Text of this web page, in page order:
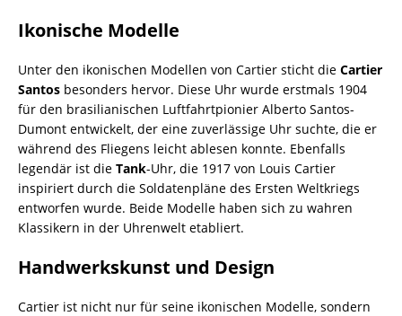
Ikonische Modelle
Unter den ikonischen Modellen von Cartier sticht die Cartier
Santos besonders hervor. Diese Uhr wurde erstmals 1904
für den brasilianischen Luftfahrtpionier Alberto Santos-
Dumont entwickelt, der eine zuverlässige Uhr suchte, die er
während des Fliegens leicht ablesen konnte. Ebenfalls
legendär ist die Tank-Uhr, die 1917 von Louis Cartier
inspiriert durch die Soldatenpläne des Ersten Weltkriegs
entworfen wurde. Beide Modelle haben sich zu wahren
Klassikern in der Uhrenwelt etabliert.
Handwerkskunst und Design
Cartier ist nicht nur für seine ikonischen Modelle, sondern